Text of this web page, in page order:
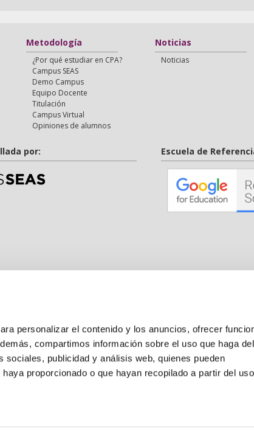
personalizar el contenido y los anuncios, ofrecer
compartimos información sobre el uso que haga del
publicidad y análisis web, quienes pueden
proporcionado o que hayan recopilado a partir del uso
Metodología
¿Por qué estudiar en CPA?
Campus SEAS
Demo Campus
Equipo Docente
Titulación
Campus Virtual
Opiniones de alumnos
Noticias
Noticias
por: Escuela de